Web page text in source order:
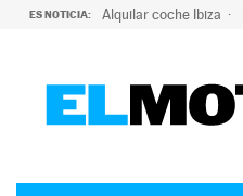
ES NOTICIA: Alquilar coche Ibiza
ELÉCTRICOS